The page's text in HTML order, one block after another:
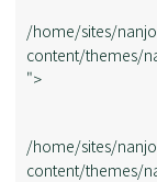
/home/sites/
content/themes/
">
/home/sites/
content/themes/